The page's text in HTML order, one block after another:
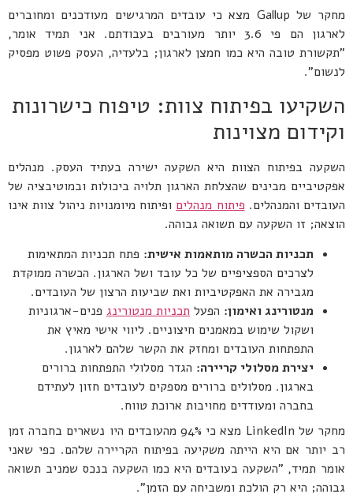
מחקר של Gallup מצא כי עובדים המרגישים מעודכנים ומחוברים
לארגון הם פי 3.6 יותר מעורבים בעבודתם. אני תמיד אומר,
"תקשורת טובה היא כמו חמצן לארגון; בלעדיה, העסק פשוט מפסיק
לנשום".
השקיעו בפיתוח צוות: טיפוח כישרונות
וקידום מצוינות
השקעה בפיתוח הצוות היא השקעה ישירה בעתיד העסק. מנהלים
אפקטיביים מבינים שהצלחת הארגון תלויה ביכולות ובמוטיבציה של
העובדים והמנהלים. פיתוח מנהלים ופיתוח מיומנויות ניהול צוות אינו
הוצאה; זו השקעה עם תשואה גבוהה.
תכניות הכשרה מותאמות אישית: פתח תכניות המתאימות
לצרכים הספציפיים של כל עובד ושל הארגון. הכשרה ממוקדת
מגבירה את האפקטיביות ואת שביעות הרצון של העובדים.
מנטורינג ואימון: הפעל תכניות מנטורינג פנים-ארגוניות
ושקול שימוש במאמנים חיצוניים. ליווי אישי מאיץ את
התפתחות העובדים ומחזק את הקשר שלהם לארגון.
יצירת מסלולי קריירה: הגדר מסלולי התפתחות ברורים
בארגון. מסלולים ברורים מספקים לעובדים חזון לעתידם
בחברה ומעודדים מחויבות ארוכת טווח.
מחקר של LinkedIn מצא כי 94% מהעובדים היו נשארים בחברה זמן
רב יותר אם היא הייתה משקיעה בפיתוח הקריירה שלהם. כפי שאני
אומר תמיד, "השקעה בעובדים היא כמו השקעה בנכס שמניב תשואה
גבוהה; היא רק הולכת ומשביחה עם הזמן".